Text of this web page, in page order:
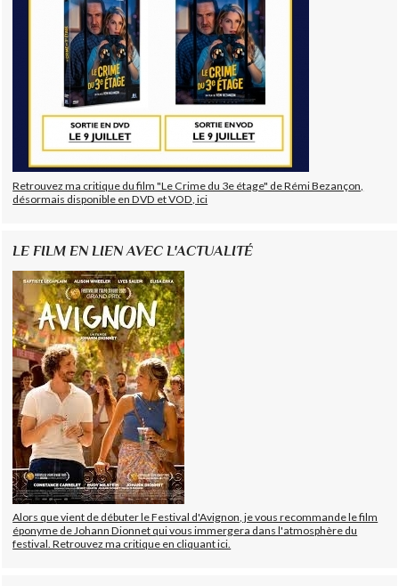
Retrouvez ma critique du film "Le Crime du 3e étage" de Rémi Bezançon,
désormais disponible en DVD et VOD, ici
LE FILM EN LIEN AVEC L'ACTUALITÉ
Alors que vient de débuter le Festival d'Avignon, je vous recommande le film
éponyme de Johann Dionnet qui vous immergera dans l'atmosphère du
festival. Retrouvez ma critique en cliquant ici.